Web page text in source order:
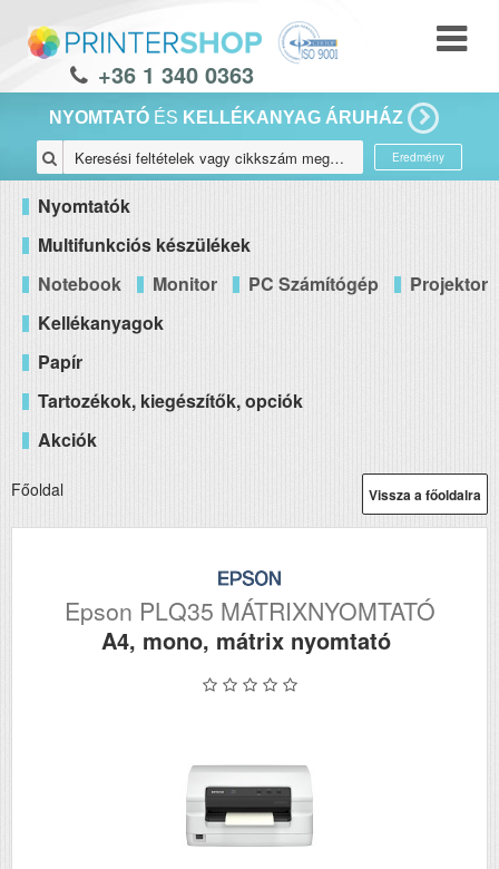
+36 1 340 0363
NYOMTATÓ ÉS KELLÉKANYAG ÁRUHÁZ
Eredmény
Nyomtatók
Multifunkciós készülékek
Notebook
Monitor PC Számítógép
Projektor
Kellékanyagok
Papír
Tartozékok, kiegészítők, opciók
Akciók
Vissza a főoldalra
Főoldal
Epson PLQ35 MÁTRIXNYOMTATÓ
A4, mono, mátrix nyomtató